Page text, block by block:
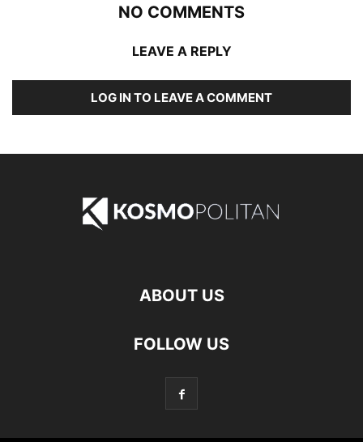
NO COMMENTS
LEAVE A REPLY
LOG IN TO LEAVE A COMMENT
ABOUT US
FOLLOW US